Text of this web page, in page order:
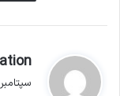
سپتامبر 2, 2014 در 1:06 ق.ظ